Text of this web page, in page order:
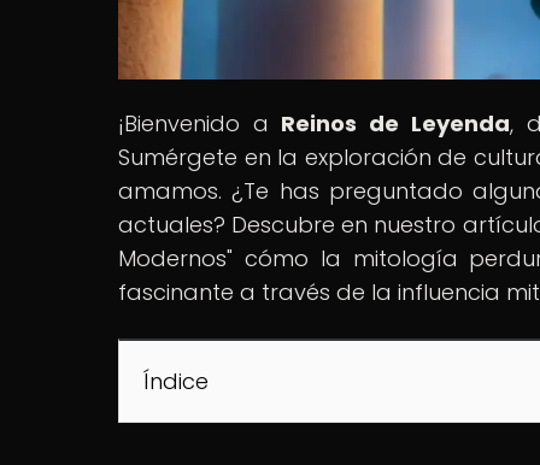
¡Bienvenido a Reinos de Leyenda,
Sumérgete en la exploración de
amamos. ¿Te has preguntado
actuales? Descubre en nuestro
Modernos" cómo la mitología
fascinante a través de la influencia
Índice